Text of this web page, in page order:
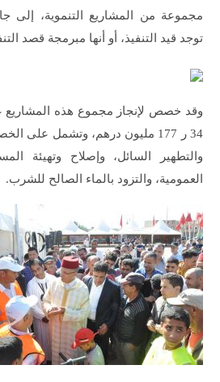
مجموعة من المشاريع التنموية، إلى
توجد قيد التنفيذ، أو أنها مبرمجة قصد
وقد خصص لإنجاز مجموع هذه المشاريع
34 ر 177 مليون درهم، وتشمل على
والتطهير السائل، وإصلاح وتهيئة
العمومية، والتزود بالماء الصالح للشرب.